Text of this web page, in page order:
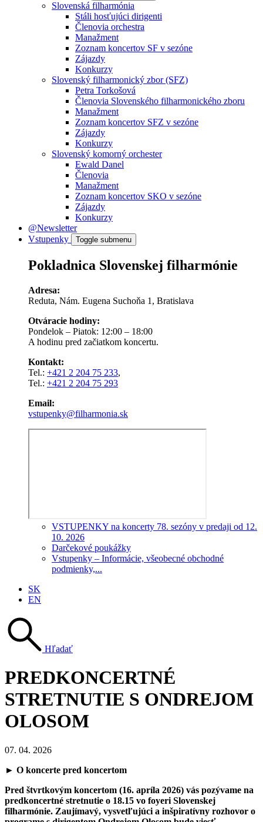
Slovenská filharmónia
Stáli hosťujúci dirigenti
Členovia orchestra
Manažment
Zoznam koncertov SF v sezóne
Zájazdy
Konkurzy
Slovenský filharmonický zbor (SFZ)
Petra Torkošová
Členovia Slovenského filharmonického zboru
Manažment
Zoznam koncertov SFZ v sezóne
Zájazdy
Konkurzy
Slovenský komorný orchester
Ewald Danel
Členovia
Manažment
Zoznam koncertov SKO v sezóne
Zájazdy
Konkurzy
@Newsletter
Vstupenky
Toggle submenu
Pokladnica Slovenskej filharmónie
Adresa:
Reduta, Nám. Eugena Suchoňa 1, Bratislava
Otváracie hodiny:
Pondelok – Piatok: 12:00 – 18:00
A hodinu pred začiatkom koncertu.
Kontakt:
Tel.: +421 2 204 75 233,
Tel.: +421 2 204 75 293
Email:
vstupenky@filharmonia.sk
VSTUPENKY na koncerty 78. sezóny v predaji od 12.
10. 2026
Darčekové poukážky
Vstupenky – Informácie, všeobecné obchodné
podmienky,...
SK
EN
Hľadať
PREDKONCERTNÉ
STRETNUTIE S ONDREJOM
OLOSOM
07. 04. 2026
► O koncerte pred koncertom
Pred štvrtkovým koncertom (16. apríla 2026) vás pozývame na
predkoncertné stretnutie o 18.15 vo foyeri Slovenskej
filharmónie. Zaujímavý, vysvetľujúci a inšpiratívny rozhovor o